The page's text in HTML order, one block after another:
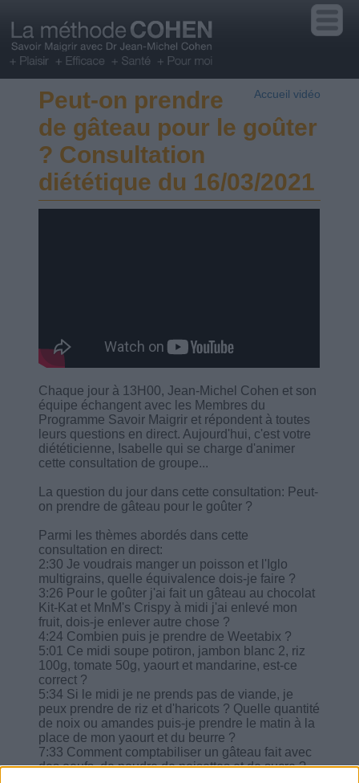
Accueil vidéo
Peut-on prendre
de gâteau pour le goûter
? Consultation
diététique du 16/03/2021
Chaque jour à 13H00, Jean-Michel Cohen et son
équipe échangent avec les Membres du
Programme Savoir Maigrir et répondent à toutes
leurs questions en direct. Aujourd'hui, c'est votre
diététicienne, Isabelle qui se charge d'animer
cette consultation de groupe...
La question du jour dans cette consultation: Peut-
on prendre de gâteau pour le goûter ?
Parmi les thèmes abordés dans cette
consultation en direct:
2:30 Je voudrais manger un poisson et l'Iglo
multigrains, quelle équivalence dois-je faire ?
3:26 Pour le goûter j'ai fait un gâteau au chocolat
Kit-Kat et MnM's Crispy à midi j'ai enlevé mon
fruit, dois-je enlever autre chose ?
4:24 Combien puis je prendre de Weetabix ?
5:01 Ce midi soupe potiron, jambon blanc 2, riz
100g, tomate 50g, yaourt et mandarine, est-ce
correct ?
5:34 Si le midi je ne prends pas de viande, je
peux prendre de riz et d'haricots ? Quelle quantité
de noix ou amandes puis-je prendre le matin à la
place de mon yaourt et du beurre ?
7:33 Comment comptabiliser un gâteau fait avec
des oeufs, de poudre de noisettes et de sucre ?